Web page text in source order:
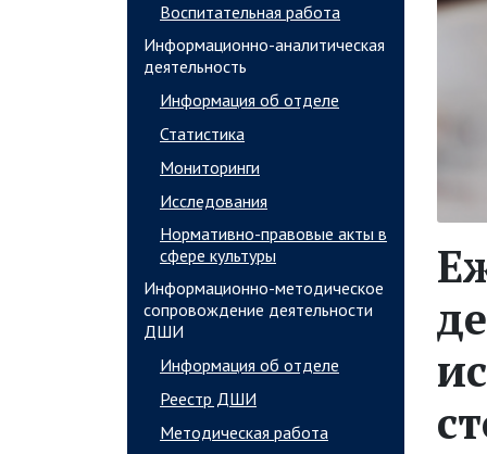
Воспитательная работа
Информационно-аналитическая
деятельность
Информация об отделе
Статистика
Мониторинги
Исследования
Нормативно-правовые акты в
сфере культуры
Информационно-методическое
сопровождение деятельности
ДШИ
Информация об отделе
Реестр ДШИ
Методическая работа